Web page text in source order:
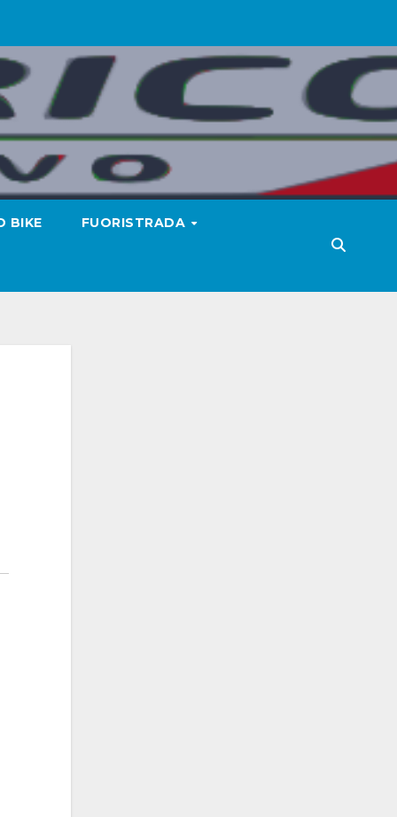
BIKE FUORISTRADA